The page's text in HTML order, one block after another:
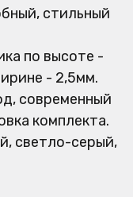
стильный
по высоте -
- 2,5мм.
современный
комплекта.
светло-серый,